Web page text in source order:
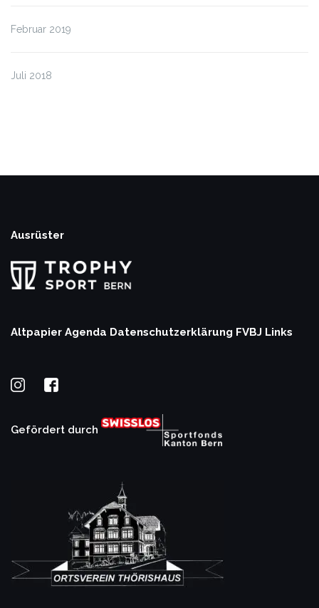
Februar 2019
Juli 2018
Ausrüster
Altpapier Agenda Datenschutzerklärung FVBJ Links
Gefördert durch